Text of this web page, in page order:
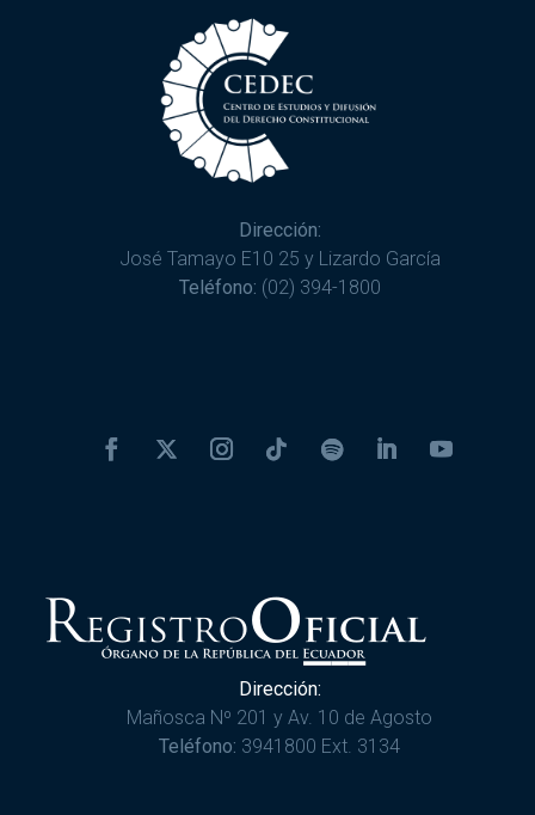
Dirección:
José Tamayo E10 25 y Lizardo García
Teléfono: (02) 394-1800
Dirección:
Mañosca Nº 201 y Av. 10 de Agosto
Teléfono: 3941800 Ext. 3134